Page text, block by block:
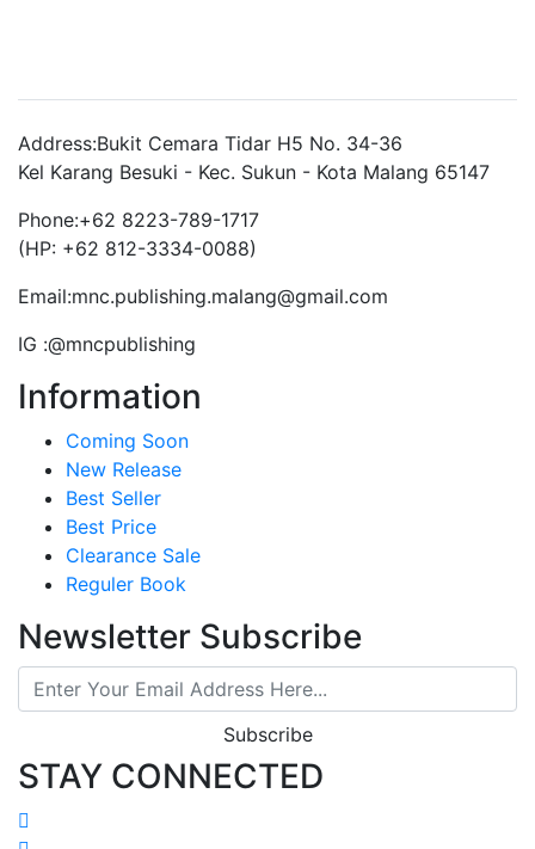
Address:Bukit Cemara Tidar H5 No. 34-36
Kel Karang Besuki - Kec. Sukun - Kota Malang 65147
Phone:+62 8223-789-1717
(HP: +62 812-3334-0088)
Email:mnc.publishing.malang@gmail.com
IG :@mncpublishing
Information
Coming Soon
New Release
Best Seller
Best Price
Clearance Sale
Reguler Book
Newsletter Subscribe
Subscribe
STAY CONNECTED